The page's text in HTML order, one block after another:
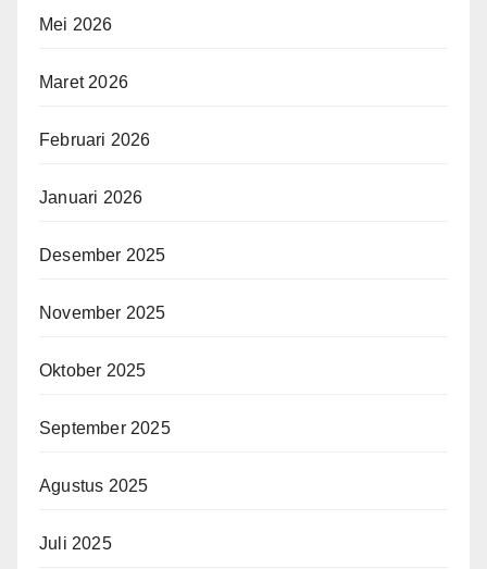
Mei 2026
Maret 2026
Februari 2026
Januari 2026
Desember 2025
November 2025
Oktober 2025
September 2025
Agustus 2025
Juli 2025